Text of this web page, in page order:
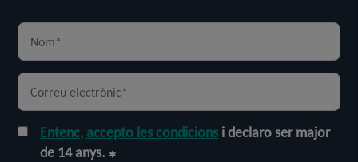
Entenc, accepto les condicions i declaro ser major
de 14 anys.